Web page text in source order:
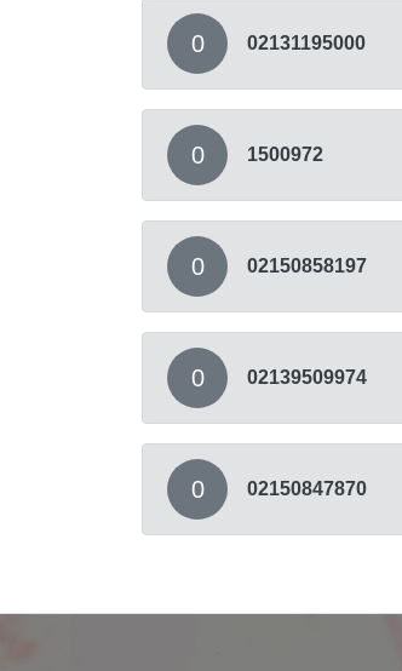
0 02131195000
0 1500972
0 02150858197
0 02139509974
0 02150847870